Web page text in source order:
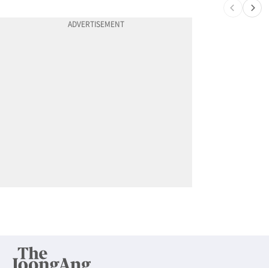
엄마 성폭행한 “사람 좋은 장씨”…얼마 뒤 딸 배도 불러왔다